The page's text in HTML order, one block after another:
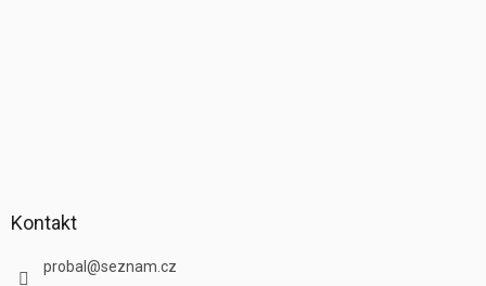
Kontakt
probal @seznam.cz